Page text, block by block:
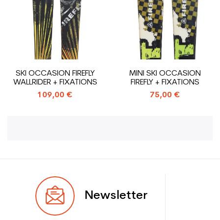
SKI OCCASION FIREFLY
WALLRIDER + FIXATIONS
109,00 €
MINI SKI OCCASION
FIREFLY + FIXATIONS
75,00 €
Newsletter